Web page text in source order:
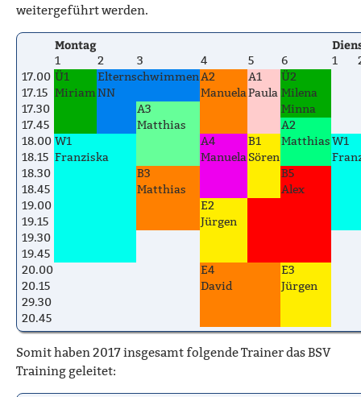
weitergeführt werden.
Montag
1 2 3 4 5 6 1
17.00 Ü1 ElternschwimmenA2 A1
Ü2
17.15 MiriamNN ManuelaPaula Milena
17.30
A3
Minna
17.45
Matthias
A2
18.00 W1 A4 B1 MatthiasW1
18.15 Franziska ManuelaSören
18.30
B3
B5
18.45
Matthias
Alex
19.00
E2
19.15
Jürgen
19.30
19.45
20.00
E4
E3
20.15
David
Jürgen
29.30
20.45
Somit haben 2017 insgesamt folgende Trainer das BSV
Training geleitet: